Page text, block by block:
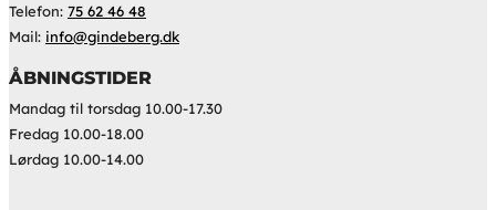
Telefon: 75 62 46 48
Mail: info@gindeberg.dk
ÅBNINGSTIDER
Mandag til torsdag 10.00-17.30
Fredag 10.00-18.00
Lørdag 10.00-14.00